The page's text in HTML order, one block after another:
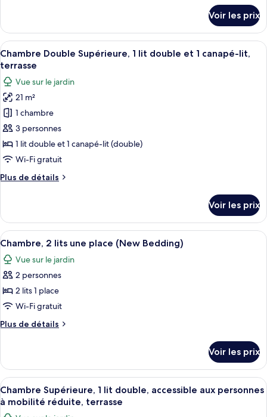
lits
jumeaux,
plusieurs
lits
le
type
de
chambre
Familiale
avec
lits
jumeaux,
plusieurs
Voir les prix
Afficher
toutes
les
photos
pour
ce
type
de
chambre :
Double
lit
double
et
canapé-
lit,
terrasse
Une chambre d’hôtel de taille
10
Chambre Double Supérieure, 1 lit double et 1 canapé-lit,
terrasse
Vue sur le jardin
21 m²
1 chambre
3 personnes
1 lit double et 1 canapé-lit (double)
Wi-Fi gratuit
Plus de détails
Plus
le
type
de
chambre
Chambre
Double
lit
et
terrasse
Voir les prix
Afficher
toutes
les
photos
pour
ce
type
de
Chambre,
lits
une
Une chambre d’hôtel avec deux
6
Chambre, 2 lits une place (New Bedding)
Vue sur le jardin
2 personnes
2 lits 1 place
Wi-Fi gratuit
Plus de détails
Plus
le
type
de
chambre
Voir les prix
Afficher
toutes
les
Une chambre d’hôtel avec un
6
Chambre Supérieure, 1 lit double, accessible aux personnes
à mobilité réduite, terrasse